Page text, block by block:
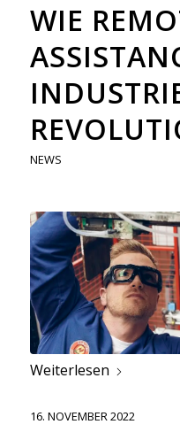
WIE
NEWS
Weiterlesen
16. NOVEMBER 2022